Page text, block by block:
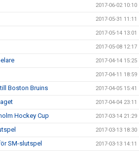
2017-06-02 10:10
2017-05-31 11:11
2017-05-14 13:01
2017-05-08 12:17
2017-04-14 15:25
2017-04-11 18:59
Boston Bruins 2017-04-05 15:41
2017-04-04 23:11
Hockey Cup 2017-03-14 21:29
2017-03-13 18:30
SM-slutspel 2017-03-13 14:11